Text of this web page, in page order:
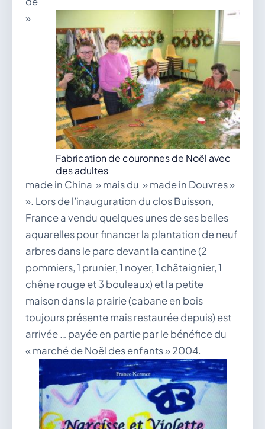
Fabrication de couronnes de Noël avec
des adultes
»
made in China » mais du » made in Douvres »
». Lors de l’inauguration du clos Buisson,
France a vendu quelques unes de ses belles
aquarelles pour financer la plantation de neuf
arbres dans le parc devant la cantine (2
pommiers, 1 prunier, 1 noyer, 1 châtaignier, 1
chêne rouge et 3 bouleaux) et la petite
maison dans la prairie (cabane en bois
toujours présente mais restaurée depuis) est
arrivée … payée en partie par le bénéfice du
« marché de Noël des enfants » 2004.